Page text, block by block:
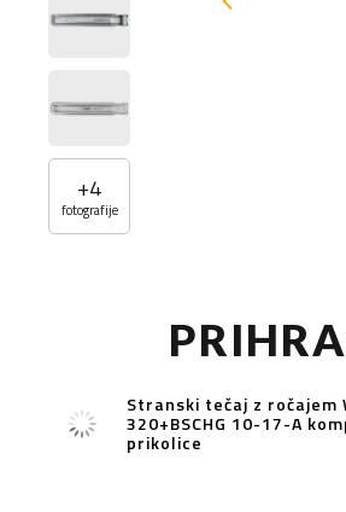
+4
fotografije
Stranski tečaj z ročajem
320+BSCHG 10-17-A
prikolice